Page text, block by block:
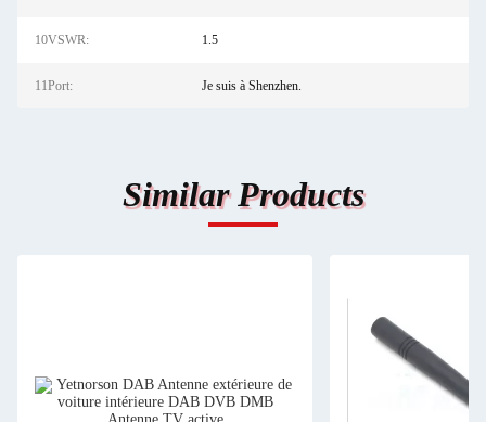
10VSWR: 1.5
11Port: Je suis à Shenzhen.
Similar Products